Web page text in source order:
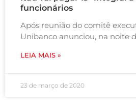
funcionários
Após reunião do comitê
Unibanco anunciou, na noite
LEIA MAIS »
23 de março de 2020